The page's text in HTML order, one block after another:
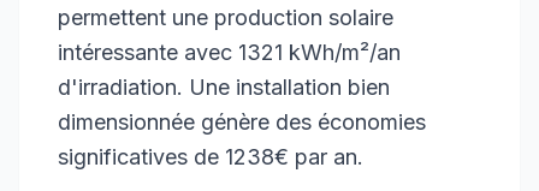
permettent une production solaire
intéressante avec 1321 kWh/m²/an
d'irradiation. Une installation bien
dimensionnée génère des économies
significatives de 1238€ par an.